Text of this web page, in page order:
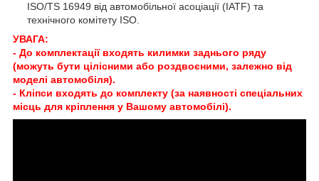
ISO/TS 16949 від автомобільної асоціації (IATF) та
технічного комітету ISO.
УВАГА:
- До комплектації входять килимки заднього ряду
(можуть бути цілісними або роздвоєними, залежно від
моделі автомобіля).
- Кліпси входять до комплекту (за наявності спеціальних
місць для кріплення у Вашому автомобілі).